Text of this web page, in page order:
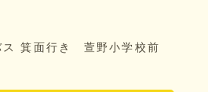
ス 箕面行き 萱野小学校前